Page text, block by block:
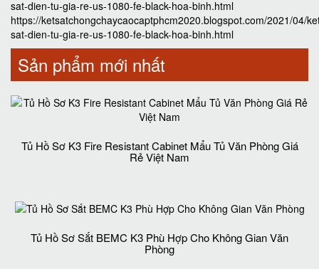
sat-dien-tu-gia-re-us-1080-fe-black-hoa-binh.html
https://ketsatchongchaycaocaptphcm2020.blogspot.com/2021/04/
sat-dien-tu-gia-re-us-1080-fe-black-hoa-binh.html
Sản phẩm mới nhất
Tủ Hồ Sơ K3 Fire Resistant Cabinet Mẩu Tủ Văn Phòng Giá
Rẻ Việt Nam
Tủ Hồ Sơ Sắt BEMC K3 Phù Hợp Cho Không Gian Văn
Phòng